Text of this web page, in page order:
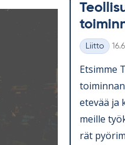
Kategoriat
Liitto
Et­simme
ete­vää ja
meille
rät